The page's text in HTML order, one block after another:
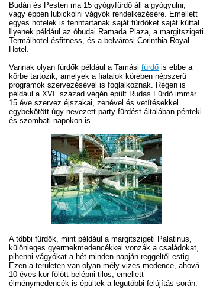
Budán és Pesten ma 15 gyógyfürdő áll a gyógyulni,
vagy éppen lubickolni vágyók rendelkezésére. Emellett
egyes hotelek is fenntartanak saját fürdőket saját kúttal.
Ilyenek például az óbudai Ramada Plaza, a margitszigeti
Termálhotel ésfitness, és a belvárosi Corinthia Royal
Hotel.
Vannak olyan fürdők például a Tamási fürdő is ebbe a
körbe tartozik, amelyek a fiatalok körében népszerű
programok szervezésével is foglalkoznak. Régen is
például a XVI. század végén épült Rudas Fürdő immár
15 éve szervez éjszakai, zenével és vetítésekkel
egybekötött úgy nevezett party-fürdést általában pénteki
és szombati napokon is.
A többi fürdők, mint például a margitszigeti Palatinus,
különleges gyermekmedencékkel vonzák a családokat,
pihenni vágyókat a hét minden napján reggeltől estig.
Ezen a területen van olyan mély vizes medence, ahová
10 éves kor fölött belépni tilos, emellett
élménymedencék is épültek a legutóbbi felújítás során.